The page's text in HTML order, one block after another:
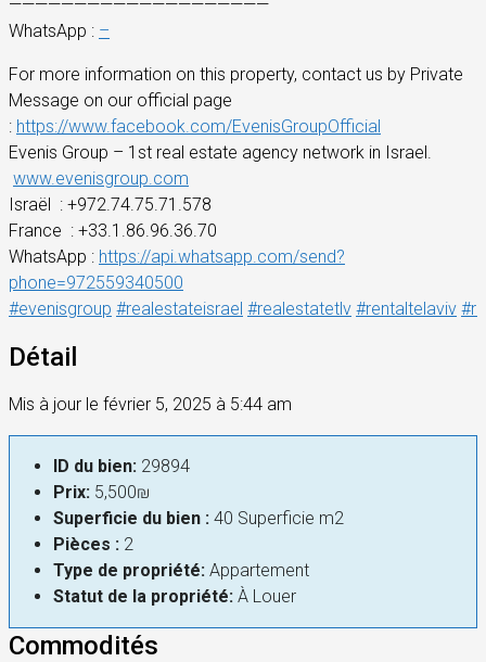
————————————————————
WhatsApp : –
For more information on this property, contact us by Private
Message on our official page
: https://www.facebook.com/EvenisGroupOfficial
Evenis Group – 1st real estate agency network in Israel.
www.evenisgroup.com
Israël : +972.74.75.71.578
France : +33.1.86.96.36.70
WhatsApp : https://api.whatsapp.com/send?
phone=972559340500
#evenisgroup #realestateisrael #realestatetlv #rentaltelaviv #
Détail
Mis à jour le février 5, 2025 à 5:44 am
ID du bien: 29894
Prix: 5,500₪
Superficie du bien : 40 Superficie m2
Pièces : 2
Type de propriété: Appartement
Statut de la propriété: À Louer
Commodités